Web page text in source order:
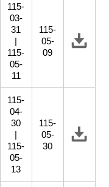
115-
03-
31
|
115-
05-
11
115-
05-
09
115-
04-
30
|
115-
05-
13
115-
05-
30